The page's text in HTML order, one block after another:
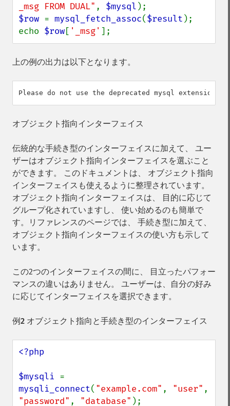
_msg FROM DUAL" , $mysql
$row = mysql_fetch_assoc($result );
echo $row[ '_msg' ];
上の例の出力は以下となります。
オブジェクト指向インターフェイス
伝統的な手続き型のインターフェイスに加えて、 ユー
ザーはオブジェクト指向インターフェイスを選ぶこと
ができます。 このドキュメントは、 オブジェクト指向
インターフェイスも使えるように整理されています。
オブジェクト指向インターフェイスは、 目的に応じて
グループ化されていますし、 使い始めるのも簡単で
す。リファレンスのページでは、 手続き型に加えて、
オブジェクト指向インターフェイスの使い方も示して
います。
この2つのインターフェイスの間に、 目立ったパフォー
マンスの違いはありません。 ユーザーは、自分の好み
に応じてインターフェイスを選択できます。
例2 オブジェクト指向と手続き型のインターフェイス
<?php
$mysqli
mysqli_connect( "example.com" , "user"
"password" , "database" );